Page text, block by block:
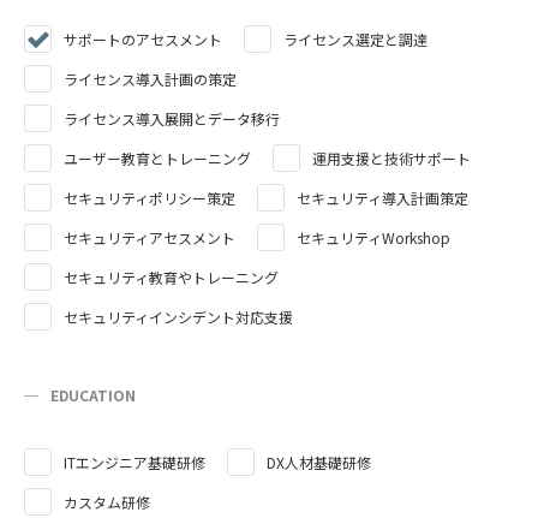
サポートのアセスメント
ライセンス選定と調達
ライセンス導入計画の策定
ライセンス導入展開とデータ移行
ユーザー教育とトレーニング
運用支援と技術サポート
セキュリティポリシー策定
セキュリティ導入計画策定
セキュリティアセスメント
セキュリティWorkshop
セキュリティ教育やトレーニング
セキュリティインシデント対応支援
EDUCATION
ITエンジニア基礎研修
DX人材基礎研修
カスタム研修